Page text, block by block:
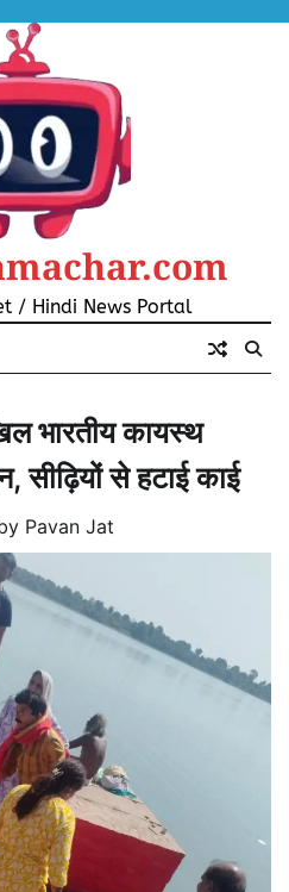
/ Hindi News Portal
भारतीय कायस्थ
सीढ़ियों से हटाई काई
Pavan Jat